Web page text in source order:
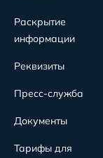
Раскрытие
информации
Реквизиты
Пресс-служба
Документы
Тарифы для